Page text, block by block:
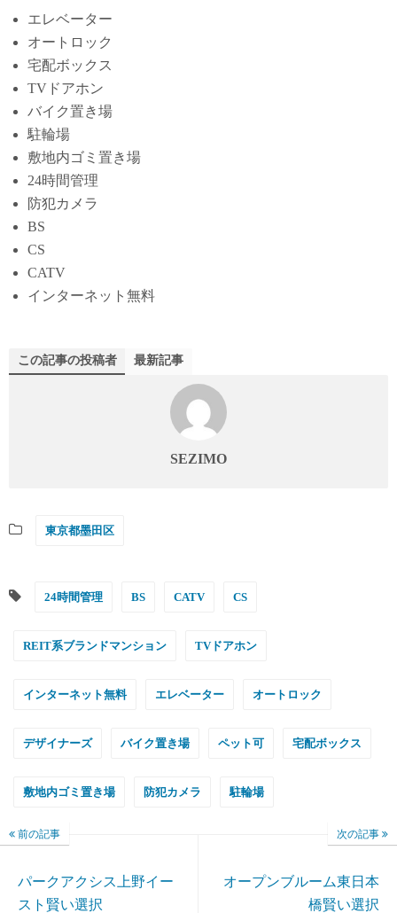
エレベーター
オートロック
宅配ボックス
TVドアホン
バイク置き場
駐輪場
敷地内ゴミ置き場
24時間管理
防犯カメラ
BS
CS
CATV
インターネット無料
この記事の投稿者 最新記事
SEZIMO
東京都墨田区
24時間管理 BS CATV CS
REIT系ブランドマンション TVドアホン
インターネット無料 エレベーター オートロック
デザイナーズ バイク置き場 ペット可 宅配ボックス
敷地内ゴミ置き場 防犯カメラ 駐輪場
前の記事
パークアクシス上野イー
スト賢い選択
次の記事
オープンブルーム東日本
橋賢い選択